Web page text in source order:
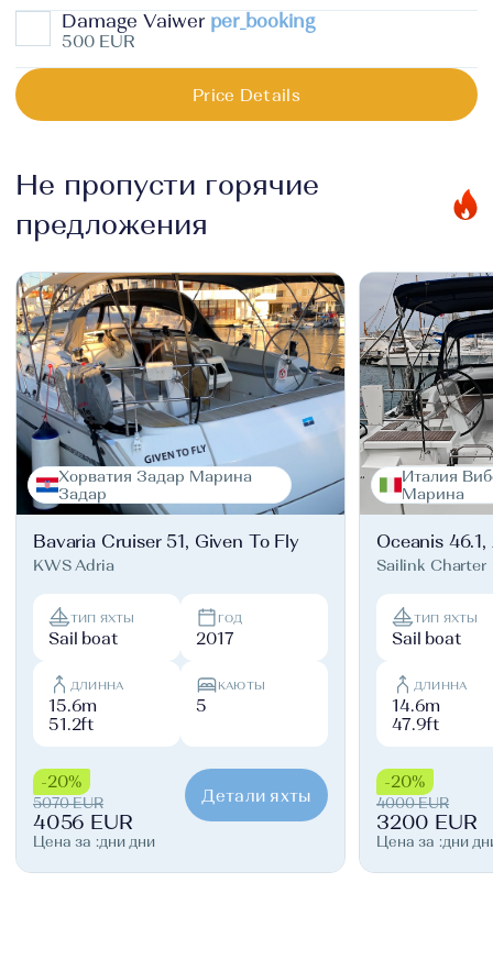
Damage Vaiwer per_booking
500 EUR
Price Details
Не пропусти горячие
предложения
Хорватия Задар Марина
Задар
Bavaria Cruiser 51, Given To Fly
KWS Adria
ТИП ЯХТЫ
Sail boat
ГОД
2017
ДЛИННА
15.6m
51.2ft
КАЮТЫ
5
-20%
5070 EUR
4056 EUR
Цена за :дни дни
Детали яхты
Италия
Марина
Oceanis 46.1,
Sailink Charter
ТИП ЯХТЫ
Sail boat
ДЛИННА
14.6m
47.9ft
-20%
4000 EUR
3200 EUR
Цена за :дни